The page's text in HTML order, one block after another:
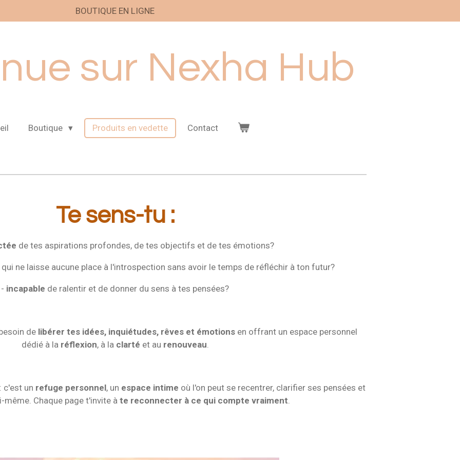
BOUTIQUE EN LIGNE
sur Nexha Hub
Boutique Produits en vedette Contact
Te sens-tu :
de tes aspirations profondes, de tes objectifs et de tes émotions?
ne laisse aucune place à l'introspection sans avoir le temps de réfléchir à ton futur?
- incapable de ralentir et de donner du sens à tes pensées?
de libérer tes idées, inquiétudes, rêves et émotions en offrant un espace personnel
dédié à la réflexion, à la clarté et au renouveau.
c'est un refuge personnel, un espace intime où l'on peut se recentrer, clarifier ses pensées et
même. Chaque page t'invite à te reconnecter à ce qui compte vraiment.